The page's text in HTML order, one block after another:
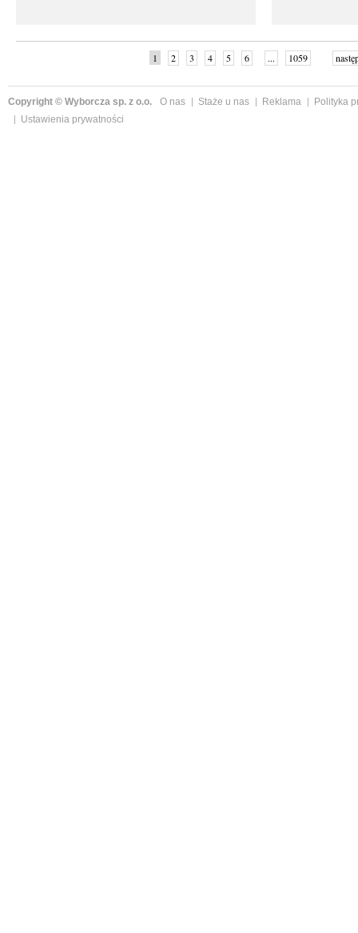
1 2 3 4 5 6 ... 1059
Copyright © Wyborcza sp. z o.o. O nas Staże u nas Reklama
Polityka
Ustawienia prywatności